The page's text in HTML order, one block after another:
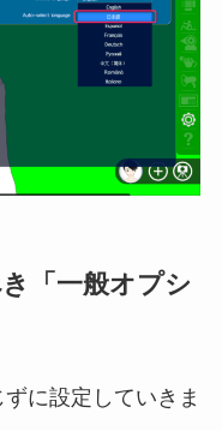
「一般オプシ
に設定していきま